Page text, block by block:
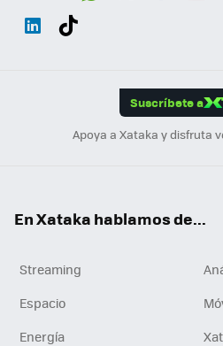
Suscríbete a
Apoya a Xataka y disfruta
En Xataka hablamos de...
Streaming
Espacio
Energía